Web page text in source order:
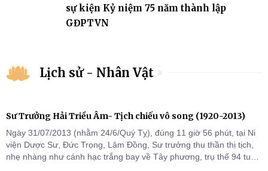
sự kiện Kỷ niệm 75 năm thành lập
GĐPTVN
Lịch sử - Nhân Vật
Sư Trưởng Hải Triều Âm- Tịch chiếu vô song (1920-2013)
Ngày 31/07/2013 (nhằm 24/6/Quý Tỵ), đúng 11 giờ 56 phút, tại Ni
viện Dược Sư, Đức Trọng, Lâm Đồng, Sư trưởng thu thần thị tịch,
nhẹ nhàng như cánh hạc trắng bay về Tây phương, trụ thế 94 tuổi